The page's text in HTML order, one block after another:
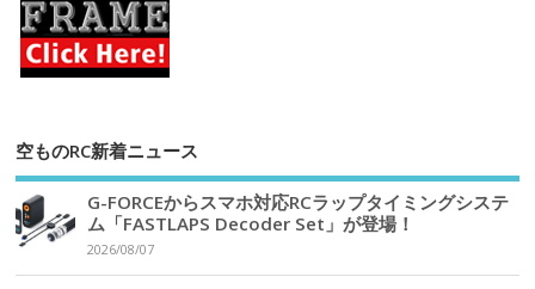
空ものRC新着ニュース
G-FORCEからスマホ対応RCラップタイミングシステ
ム「FASTLAPS Decoder Set」が登場！
2026/08/07